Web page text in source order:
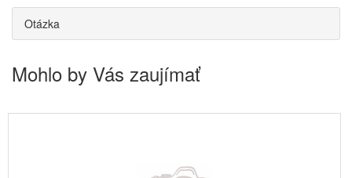
Otázka
Mohlo by Vás zaujímať